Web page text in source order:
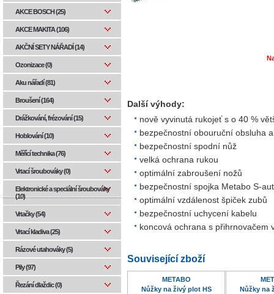
Další výhody:
nově vyvinutá rukojeť s o 40 %
bezpečnostní obouruční obsluha
bezpečnostní spodní nůž
velká ochrana rukou
optimální zabroušení nožů
bezpečnostní spojka Metabo S-
optimální vzdálenost špiček zubů
bezpečnostní uchycení kabelu
koncová ochrana s přihrnovačem
Související zboží
METABO
Nůžky na živý plot HS
Nůžky na
AKCE BOSCH (25)
AKCE MAKITA (106)
AKČNÍ SETY NÁŘADÍ (14)
Ozonizace (0)
Aku nářadí (81)
Broušení (164)
Drážkování, frézování (15)
Hoblování (10)
Měřící technika (76)
Vrtací šroubováky (0)
Elektronické a speciální šroubováky
(10)
Vrtačky (54)
Vrtací kladiva (25)
Rázové utahováky (5)
Pily (97)
Řezání dlaždic (0)